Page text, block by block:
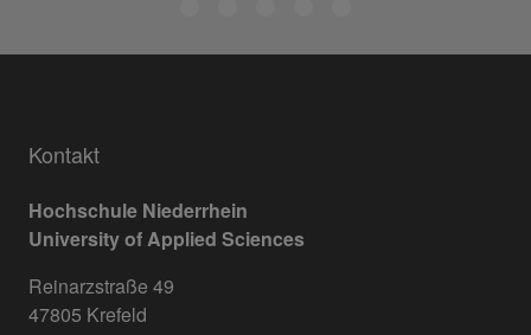
Kontakt
Hochschule Niederrhein
University of Applied Sciences
Reinarzstraße 49
47805 Krefeld